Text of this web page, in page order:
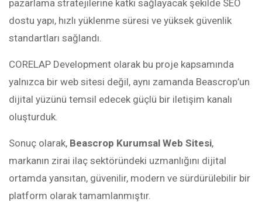
pazarlama stratejilerine katkı sağlayacak şekilde SEO
dostu yapı, hızlı yüklenme süresi ve yüksek güvenlik
standartları sağlandı.
CORELAP Development olarak bu proje kapsamında
yalnızca bir web sitesi değil, aynı zamanda Beascrop’un
dijital yüzünü temsil edecek güçlü bir iletişim kanalı
oluşturduk.
Sonuç olarak, Beascrop Kurumsal Web Sitesi,
markanın zirai ilaç sektöründeki uzmanlığını dijital
ortamda yansıtan, güvenilir, modern ve sürdürülebilir bir
platform olarak tamamlanmıştır.